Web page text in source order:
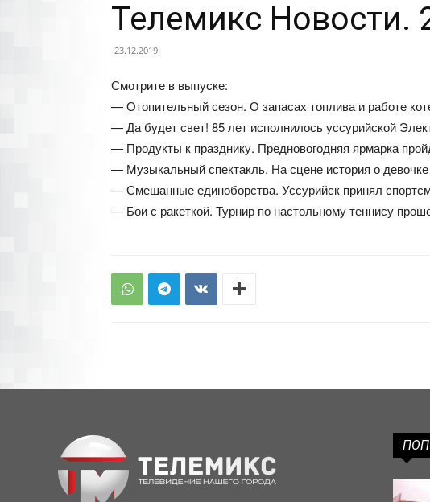
Телемикс Новости.
23.12.2019
Смотрите в выпуске:
— Отопительный сезон. О запасах топлива и работе
— Да будет свет! 85 лет исполнилось уссурийской
— Продукты к празднику. Предновогодняя ярмарка
— Музыкальный спектакль. На сцене история о
— Смешанные единоборства. Уссурийск принял
— Бои с ракеткой. Турнир по настольному теннису